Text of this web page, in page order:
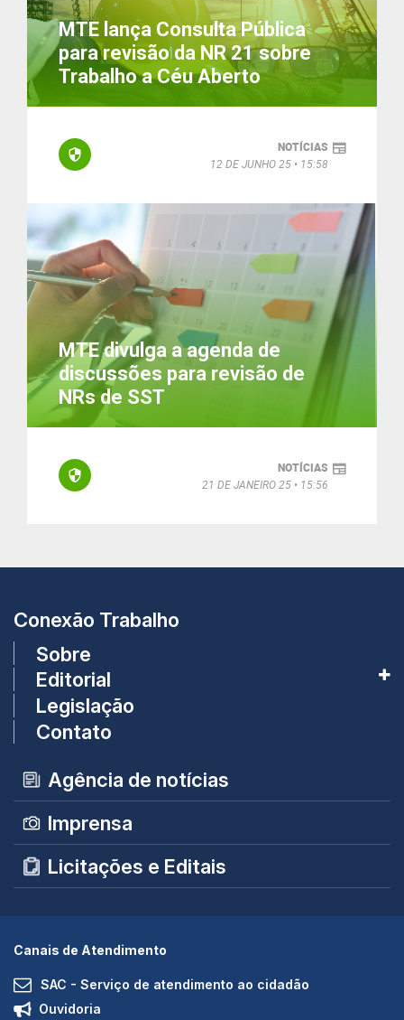
MTE lança Consulta Pública
para revisão da NR 21 sobre
Trabalho a Céu Aberto
NOTÍCIAS
12 DE JUNHO 25
15:58
MTE divulga a agenda de
discussões para revisão de
NRs de SST
NOTÍCIAS
21 DE JANEIRO 25
15:56
Conexão Trabalho
Sobre
Editorial
Legislação
Contato
Agência de notícias
Imprensa
Licitações e Editais
Canais de Atendimento
SAC - Serviço de atendimento ao cidadão
Ouvidoria